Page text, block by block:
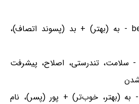
بِهبُد - فارسی - behba(o)d - به (بهتر) + بد (پسوند اتصاف)،
بِهبود - فارسی - behbud - سلامت، تندرستی، اصلاح، پیشرفت
بِهپور - فارسی - behpur - به (بهتر، خوب‌تر) + پور (پسر)، نام